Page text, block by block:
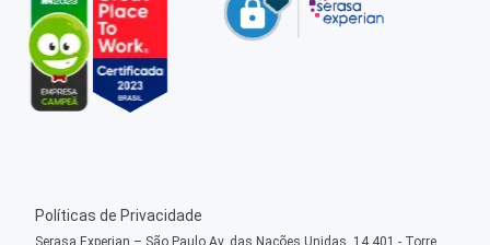
Políticas de Privacidade
Serasa Experian – São Paulo Av. das Nações Unidas, 14.401 - Torre